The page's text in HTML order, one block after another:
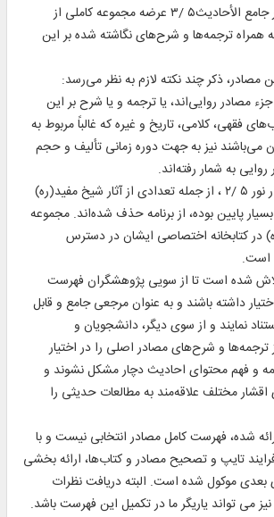
هدف از تولید نرم‌افزار جامع الأحادیث۵ /۳ عرضه مجموعه کاملی از
همراه ترجمه‌ها و شرح‌های نگاشته شده بر این
ذکر چند نکته لازم به نظر می‌رسد:
مصادر روایی‌اند، یا ترجمه و یا شرح بر این
فقهی، کلامی، تاریخ و غیره که غالباً مربوط به
می‌باشند نیز به جهت دوره زمانی تألیف و حجم
به شمار رفته‌اند.
- برخی از کتب نرم‌افزار نور‌ ۵ /۲ ، از جمله تعدادی از آثار شیخ مفید(ره)
پایین بوده، از برنامه حذف شده‌اند. مجموعه
در کتابخانه اختصاصی ایشان در دسترس
است.
شده است تا از سویی پژوهشگران فهرست
داشته باشند و به عنوان مرجعی جامع و قابل
استناد نمایند و از سوی دیگر، دانشجویان و
ترجمه‌ها و شرح‌های مصادر اصلی را در اختیار
و فهم محتوای احادیث دچار مشکل نشوند و
اقشار مختلف علاقه‌مند به مطالعات حدیثی را
شده، فهرست کامل مصادر انتخابی نیست و با
تایپ و تصحیح مصادر و کتاب‌ها، ارائه بخشی
بعدی موکول شده است. البته دریافت نظرات
می تواند یاریگر ما در تکمیل این فهرست باشد.